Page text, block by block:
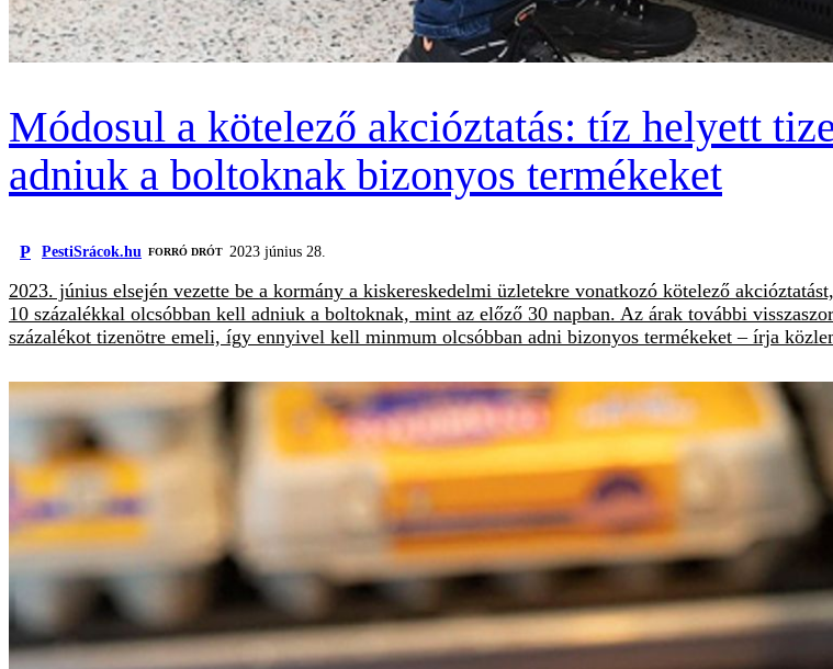
Módosul a kötelező akcióztatás: tíz helyett
adniuk a boltoknak bizonyos termékeket
P PestiSrácok.hu FORRÓ DRÓT 2023 június 28.
2023. június elsején vezette be a kormány a kiskereskedelmi üzletekre vonatkozó kötelező
10 százalékkal olcsóbban kell adniuk a boltoknak, mint az előző 30 napban. Az árak további
százalékot tizenötre emeli, így ennyivel kell minmum olcsóbban adni bizonyos termékeket – írja